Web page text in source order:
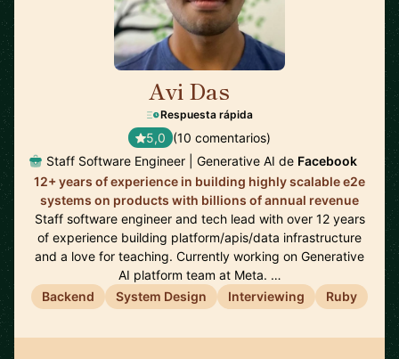
Avi Das
Respuesta rápida
5,0 (10 comentarios)
Staff Software Engineer | Generative AI de Facebook
12+ years of experience in building highly scalable e2e
systems on products with billions of annual revenue
Staff software engineer and tech lead with over 12 years
of experience building platform/apis/data infrastructure
and a love for teaching. Currently working on Generative
AI platform team at Meta. …
Backend
System Design Interviewing Ruby